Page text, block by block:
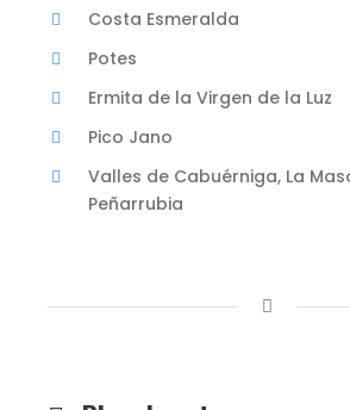
Costa Esmeralda
Potes
Ermita de la Virgen de la Luz
Pico Jano
Valles de Cabuérniga, La
Peñarrubia